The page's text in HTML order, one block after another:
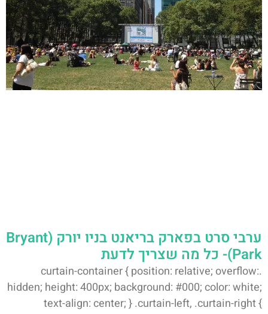
ערבי סרט בפארק בריאנט בניו יורק (Bryant
Park)- כל מה שצריך לדעת
.curtain-container { position: relative; overflow:
hidden; height: 400px; background: #000; color: white;
text-align: center; } .curtain-left, .curtain-right {